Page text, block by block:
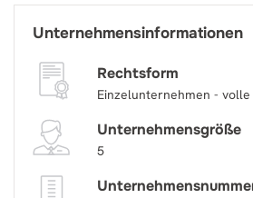
Unternehmensinformationen
Rechtsform
Einzelunternehmen -
Unternehmensgröße
5